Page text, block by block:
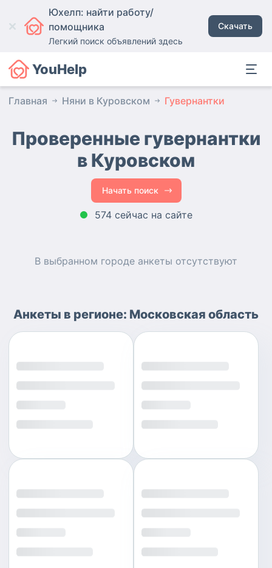
Юхелп: найти работу/
помощника
Легкий поиск объявлений здесь
Скачать
YouHelp
Главная Няни в Куровском Гувернантки
Проверенные гувернантки
в Куровском
Начать поиск
574 сейчас на сайте
В выбранном городе анкеты отсутствуют
Анкеты в регионе: Московская область